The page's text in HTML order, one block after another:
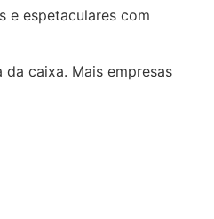
e espetaculares com
caixa. Mais empresas